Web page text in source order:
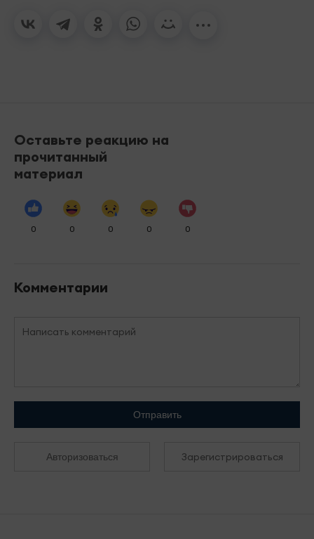
Оставьте реакцию на
прочитанный
материал
0 0 0 0 0
Комментарии
Отправить
Авторизоваться Зарегистрироваться